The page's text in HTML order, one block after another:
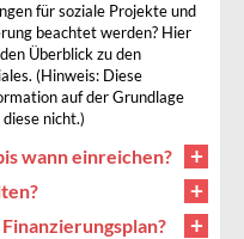
für soziale Projekte und
beachtet werden? Hier
Überblick zu den
(Hinweis: Diese
auf der Grundlage
nicht.)
wann einreichen?